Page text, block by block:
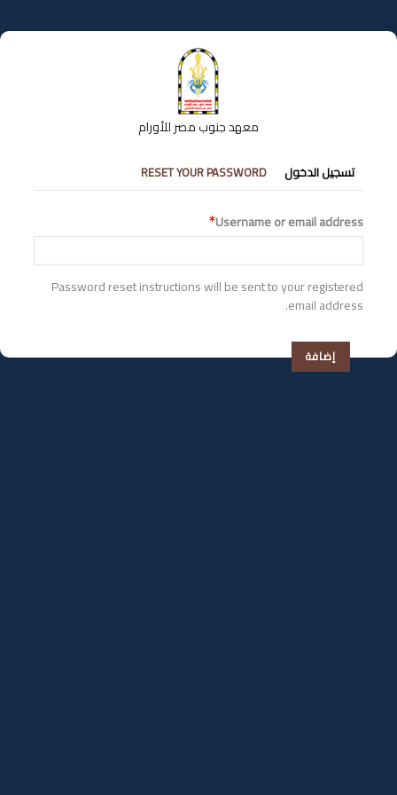
إلى
المحتوى
معهد جنوب مصر للأورام
التبويبات
الأساسية
تسجيل الدخول RESET YOUR PASSWORD
Username or email address
Password reset instructions will be sent to your registered
email address.